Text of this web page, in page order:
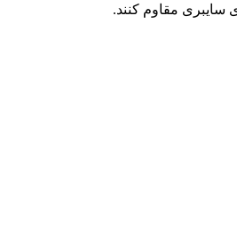
سایبری مقاوم کنند.